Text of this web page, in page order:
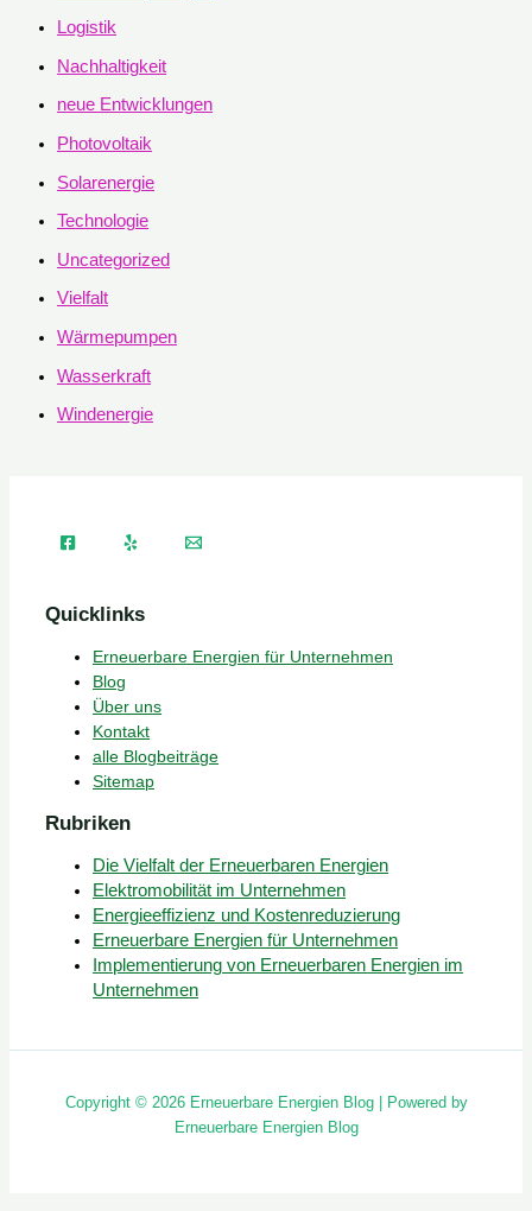
Logistik
Nachhaltigkeit
neue Entwicklungen
Photovoltaik
Solarenergie
Technologie
Uncategorized
Vielfalt
Wärmepumpen
Wasserkraft
Windenergie
Quicklinks
Erneuerbare Energien für Unternehmen
Blog
Über uns
Kontakt
alle Blogbeiträge
Sitemap
Rubriken
Die Vielfalt der Erneuerbaren Energien
Elektromobilität im Unternehmen
Energieeffizienz und Kostenreduzierung
Erneuerbare Energien für Unternehmen
Implementierung von Erneuerbaren Energien im
Unternehmen
Copyright © 2026 Erneuerbare Energien Blog | Powered by
Erneuerbare Energien Blog